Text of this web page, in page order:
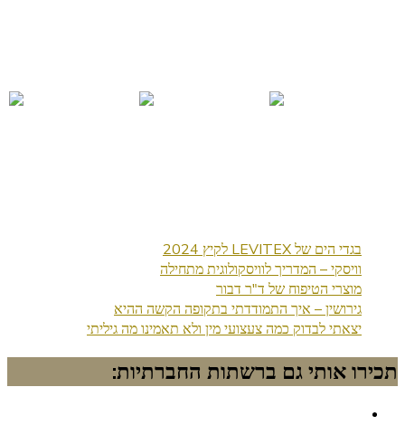
בגדי הים של LEVITEX לקיץ 2024
וויסקי – המדריך לוויסקולוגית מתחילה
מוצרי הטיפוח של ד"ר דבור
גירושין – איך התמודדתי בתקופה הקשה ההיא
יצאתי לבדוק כמה צעצועי מין ולא תאמינו מה גיליתי
תכירו אותי גם ברשתות החברתיות: